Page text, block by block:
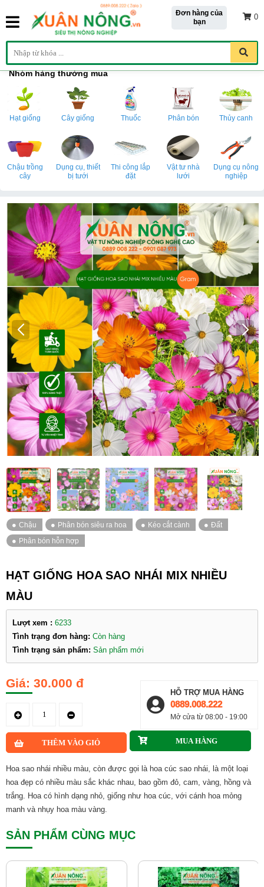
Đơn hàng của
bạn
0
Nhóm hàng thường mua
Hạt giống Cây giống Thuốc Phân bón Thủy canh
Chậu trồng
cây
Dụng cụ, thiết
bị tưới
Thi công lắp
đặt
Vật tư nhà
lưới
Dụng cụ nông
nghiệp
HẠT GIỐNG HOA SAO NHÁI MIX NHIỀU
MÀU
Lượt xem : 6233
Tình trạng đơn hàng: Còn hàng
Tình trạng sản phẩm: Sản phẩm mới
30.000 đ
HỖ TRỢ MUA HÀNG
0889.008.222
Mở cửa từ 08:00 - 19:00
Hoa sao nhái nhiều màu, còn được gọi là hoa cúc sao nhái, là một loại
hoa đẹp có nhiều màu sắc khác nhau, bao gồm đỏ, cam, vàng, hồng và
trắng. Hoa có hình dạng nhỏ, giống như hoa cúc, với cánh hoa mỏng
manh và nhụy hoa màu vàng.
SẢN PHẨM CÙNG MỤC